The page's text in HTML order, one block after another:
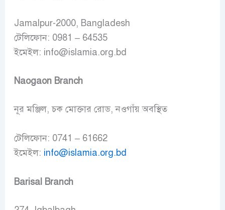
Jamalpur-2000, Bangladesh
টেলিফোন: 0981 – 64535
ইমেইল: info@islamia.org.bd
Naogaon Branch
নূর মঞ্জিল, চক মোক্তার রোড, নওগাঁয় অবস্থিত
টেলিফোন: 0741 – 61662
ইমেইল: info@islamia.org.bd
Barisal Branch